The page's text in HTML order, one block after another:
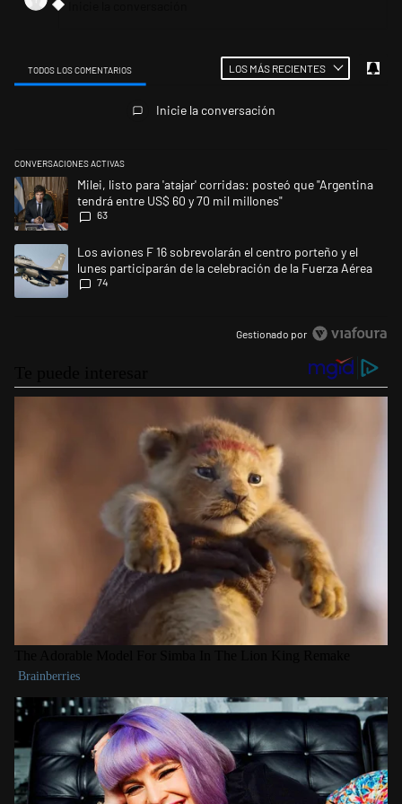
TODOS LOS COMENTARIOS LOS MÁS RECIENTES
Inicie la conversación
CONVERSACIONES ACTIVAS
Este listado muestra los artículos con más comentarios en los últimos
Un artículo de tendencia con el título "Milei, listo para 'atajar' corridas:
Milei, listo para 'atajar' corridas: posteó que "Argentina
tendrá entre US$ 60 y 70 mil millones"
63
Un artículo de tendencia con el título "Los aviones F 16 sobrevolarán
Los aviones F 16 sobrevolarán el centro porteño y el
lunes participarán de la celebración de la Fuerza Aérea
74
Gestionado por